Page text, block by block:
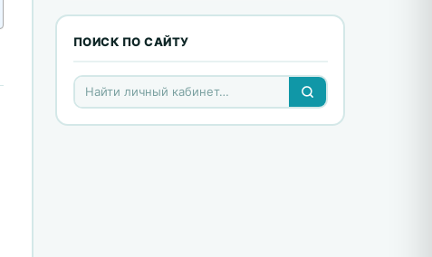
ПОИСК ПО САЙТУ